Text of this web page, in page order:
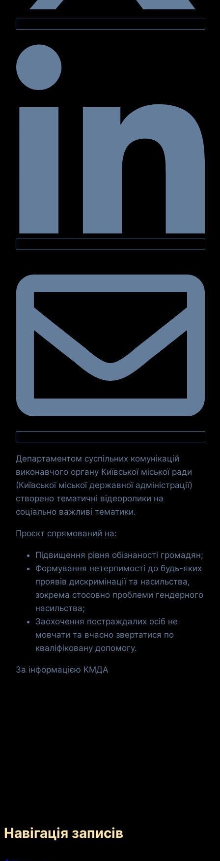
Департаментом суспільних комунікацій
виконавчого органу Київської міської ради
(Київської міської державної адміністрації)
створено тематичні відеоролики на
соціально важливі тематики.
Проєкт спрямований на:
Підвищення рівня обізнаності громадян;
Формування нетерпимості до будь-яких
проявів дискримінації та насильства,
зокрема стосовно проблеми гендерного
насильства;
Заохочення постраждалих осіб не
мовчати та вчасно звертатися по
кваліфіковану допомогу.
За інформацією КМДА
Навігація записів